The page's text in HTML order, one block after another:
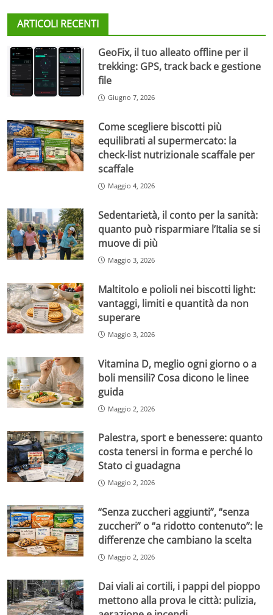
ARTICOLI RECENTI
GeoFix, il tuo alleato offline per il
trekking: GPS, track back e gestione
file
Giugno 7, 2026
Come scegliere biscotti più
equilibrati al supermercato: la
check-list nutrizionale scaffale per
scaffale
Maggio 4, 2026
Sedentarietà, il conto per la sanità:
quanto può risparmiare l’Italia se si
muove di più
Maggio 3, 2026
Maltitolo e polioli nei biscotti light:
vantaggi, limiti e quantità da non
superare
Maggio 3, 2026
Vitamina D, meglio ogni giorno o a
boli mensili? Cosa dicono le linee
guida
Maggio 2, 2026
Palestra, sport e benessere: quanto
costa tenersi in forma e perché lo
Stato ci guadagna
Maggio 2, 2026
“Senza zuccheri aggiunti”, “senza
zuccheri” o “a ridotto contenuto”: le
differenze che cambiano la scelta
Maggio 2, 2026
Dai viali ai cortili, i pappi del pioppo
mettono alla prova le città: pulizia,